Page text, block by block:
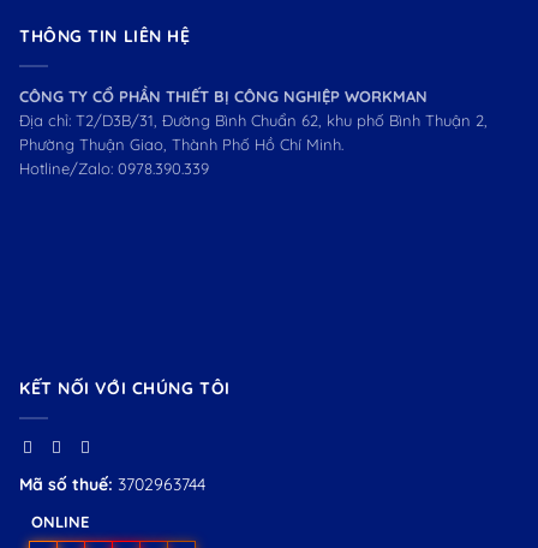
THÔNG TIN LIÊN HỆ
CÔNG TY CỔ PHẦN THIẾT BỊ CÔNG NGHIỆP WORKMAN
Địa chỉ: T2/D3B/31, Đường Bình Chuẩn 62, khu phố Bình Thuận 2,
Phường Thuận Giao, Thành Phố Hồ Chí Minh.
Hotline/Zalo: 0978.390.339
KẾT NỐI VỚI CHÚNG TÔI
Mã số thuế: 3702963744
ONLINE